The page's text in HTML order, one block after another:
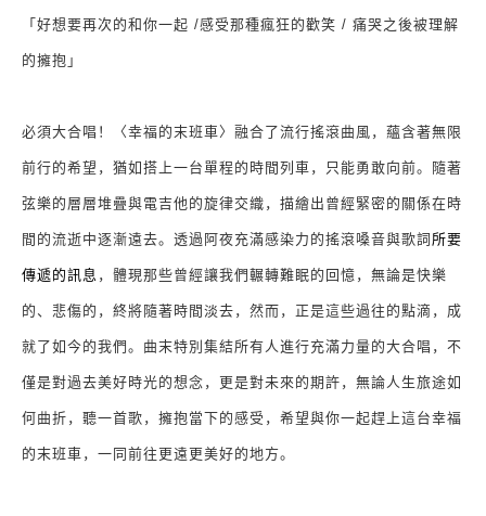
「好想要再次的和你一起 /感受那種瘋狂的歡笑 / 痛哭之後被理解
的擁抱」
必須大合唱！〈幸福的末班車〉融合了流行搖滾曲風，蘊含著無限
前行的希望，猶如搭上一台單程的時間列車，只能勇敢向前。隨著
弦樂的層層堆疊與電吉他的旋律交織，描繪出曾經緊密的關係在時
間的流逝中逐漸遠去。透過阿夜充滿感染力的搖滾嗓音與歌詞 所要
傳遞的訊息 ，體現那些曾經讓我們輾轉難眠的回憶，無論是快樂
的、悲傷的，終將隨著時間淡去，然而，正是這些過往的點滴，成
就了如今的我們。曲末特別集結所有人進行充滿力量的大合唱，不
僅是對過去美好時光的想念，更是對未來的期許，無論人生旅途如
何曲折，聽一首歌，擁抱當下的感受，希望與你一起趕上這台幸福
的末班車，一同前往更遠更美好的地方。